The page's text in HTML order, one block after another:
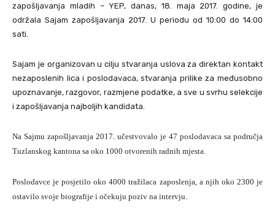
zapošljavanja mladih – YEP, danas, 18. maja 2017. godine, je
održala Sajam zapošljavanja 2017. U periodu od 10:00 do 14:00
sati.
Sajam je organizovan u cilju stvaranja uslova za direktan kontakt
nezaposlenih lica i poslodavaca, stvaranja prilike za međusobno
upoznavanje, razgovor, razmjene podatke, a sve u svrhu selekcije
i zapošljavanja najboljih kandidata.
Na Sajmu zapošljavanja 2017. učestvovalo je 47 poslodavaca sa područja
Tuzlanskog kantona sa oko 1000 otvorenih radnih mjesta.
Poslodavce je posjetilo oko 4000 tražilaca zaposlenja, a njih oko 2300 je
ostavilo svoje biografije i očekuju poziv na intervju.